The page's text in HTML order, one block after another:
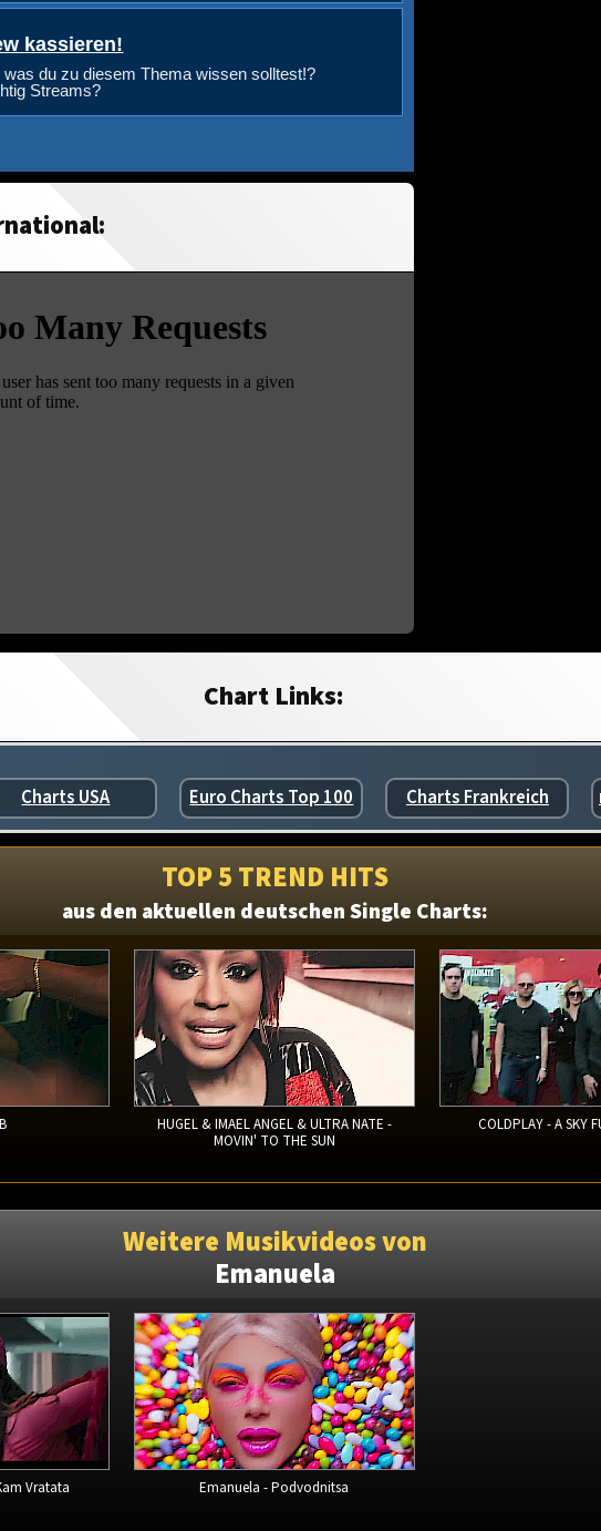
kassieren!
du zu diesem Thema wissen solltest!?
Streams?
Chart Links:
Charts USA Euro Charts Top 100 Charts Frankreich
TOP 5 TREND HITS
aus den aktuellen deutschen Single Charts:
HUGEL & IMAEL ANGEL & ULTRA NATE -
MOVIN' TO THE SUN
COLDPLAY - A SKY
Weitere Musikvideos von
Emanuela
Vratata Emanuela - Podvodnitsa